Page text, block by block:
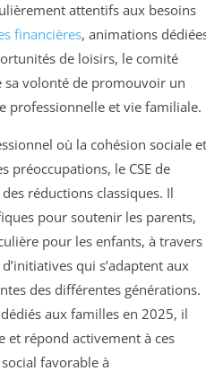
attentifs aux besoins
financières, animations
de loisirs, le comité
sa volonté de promouvoir un
professionnelle et vie familiale.
où la cohésion sociale et
préoccupations, le CSE de
réductions classiques. Il
pour soutenir les parents,
pour les enfants, à travers
qui s’adaptent aux
des différentes générations.
aux familles en 2025, il
et répond activement à ces
favorable à